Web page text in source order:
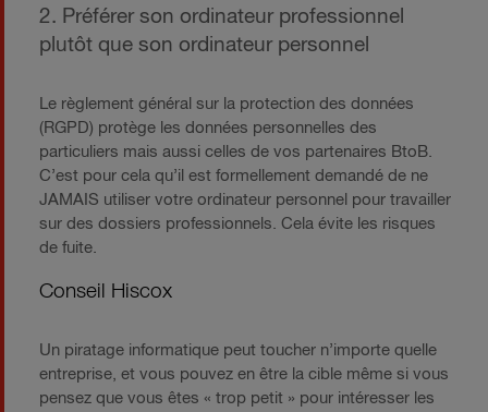
2. Préférer son ordinateur professionnel
plutôt que son ordinateur personnel
Le règlement général sur la protection des données
(RGPD) protège les données personnelles des
particuliers mais aussi celles de vos partenaires BtoB.
C’est pour cela qu’il est formellement demandé de ne
JAMAIS utiliser votre ordinateur personnel pour travailler
sur des dossiers professionnels. Cela évite les risques
de fuite.
Conseil Hiscox
Un piratage informatique peut toucher n’importe quelle
entreprise, et vous pouvez en être la cible même si vous
pensez que vous êtes « trop petit » pour intéresser les